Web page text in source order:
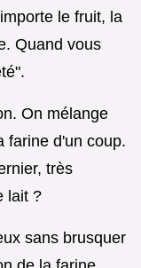
le fruit, la
Quand vous
On mélange
farine d'un coup.
très
lait ?
sans brusquer